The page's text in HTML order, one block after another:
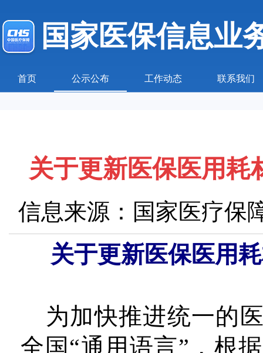
国家医保信息业
首页 公示公布 工作动态 联系我们
关于更新医保医用耗
信息来源：国家医疗保
关于更新医保医用
为加快推进统一的
全国“通用语言”，根